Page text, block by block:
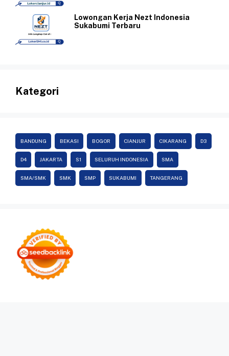
Lowongan Kerja Nezt Indonesia
Sukabumi Terbaru
Kategori
BANDUNG BEKASI BOGOR CIANJUR CIKARANG D3
D4 JAKARTA S1 SELURUH INDONESIA SMA
SMA/SMK SMK SMP SUKABUMI TANGERANG